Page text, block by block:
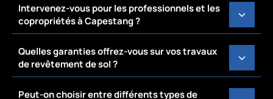
Intervenez-vous pour les professionnels et les
copropriétés à Capestang ?
Quelles garanties offrez-vous sur vos travaux
de revêtement de sol ?
Peut-on choisir entre différents types de